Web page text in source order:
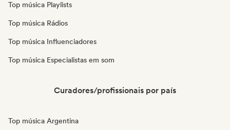
Top música Playlists
Top música Rádios
Top música Influenciadores
Top música Especialistas em som
Curadores/profissionais por país
Top música Argentina